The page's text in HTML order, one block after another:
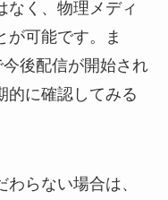
なく、物理メディ
が可能です。ま
後配信が開始され
的に確認してみる
らない場合は、